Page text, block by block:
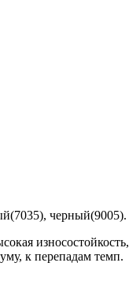
черный(9005).
износостойкость,
к перепадам темп.